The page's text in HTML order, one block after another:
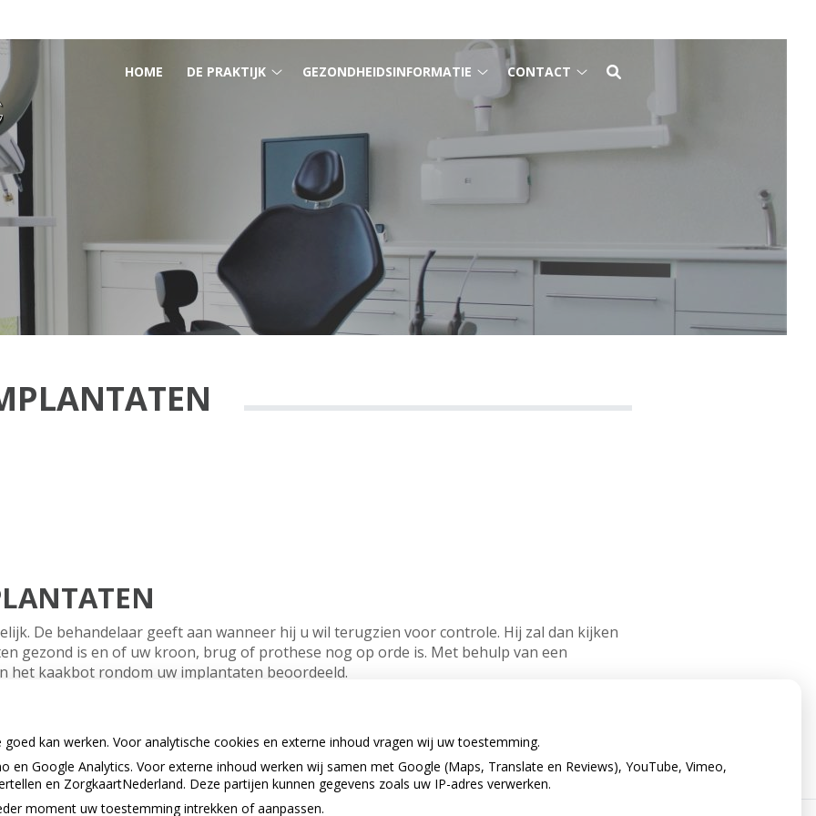
HOOFDMENU
HOME DE PRAKTIJK
submenu
GEZONDHEIDSINFORMATIE
Gezondheidsinformatie
submenu
CONTACT
De behandelaar geeft aan wanneer hij u wil terugzien voor controle. Hij zal dan kijken
gezond is en of uw kroon, brug of prothese nog op orde is. Met behulp van een
het kaakbot rondom uw implantaten beoordeeld.
kan werken. Voor analytische cookies en externe inhoud vragen wij uw toestemming.
Google Analytics. Voor externe inhoud werken wij samen met Google (Maps, Translate en Reviews), YouTube, Vimeo,
en ZorgkaartNederland. Deze partijen kunnen gegevens zoals uw IP-adres verwerken.
moment uw toestemming intrekken of aanpassen.